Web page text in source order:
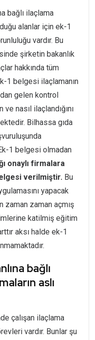
bağlı ilaçlama
alanlar için ek-1
vardır. Bu
şirketin bakanlık
hakkında tüm
1 belgesi ilaçlamanın
gelen kontrol
ve nasıl ilaçlandığını
Bilhassa gıda
1 belgesi olmadan
onaylı firmalara
verilmiştir. Bu
yapacak
zaman zaman açmış
katilmiş eğitim
aksı halde ek-1
bağlı
aslı
çalışan ilaçlama
vardır. Bunlar şu